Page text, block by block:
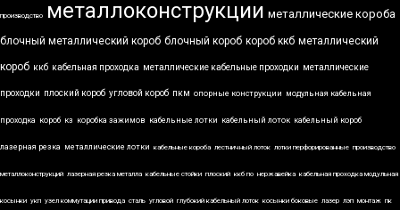
производство металлоконструкции металлические короба
блочный металлический короб блочный короб короб ккб металлический
короб ккб кабельная проходка металлические кабельные проходки металлические
проходки плоский короб угловой короб пкм опорные конструкции модульная кабельная
проходка короб кз коробка зажимов кабельные лотки кабельный лоток кабельный короб
лазерная резка металлические лотки кабельные короба лестничный лоток лотки перфорированные производство
металлоконструкций лазерная резка металла кабельные стойки плоский ккб по нержавейка кабельная проходка модульная
косынки укп узел коммутации привода сталь угловой глубокий кабельный лоток косынки боковые лазер лэп монтаж пк